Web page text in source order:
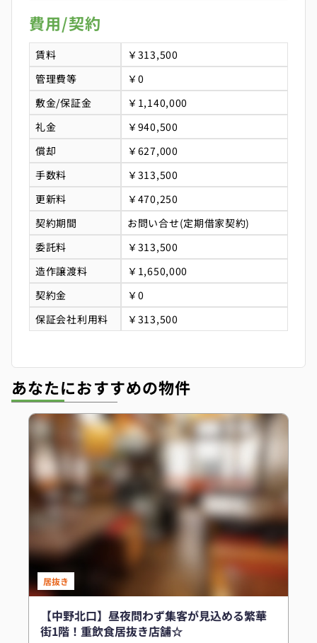
費用/契約
賃料
￥313,500
管理費等
￥0
敷金/保証金
￥1,140,000
礼金
￥940,500
償却
￥627,000
手数料
￥313,500
更新料
￥470,250
契約期間
お問い合せ(定期借家契約)
委託料
￥313,500
造作譲渡料
￥1,650,000
契約金
￥0
保証会社利用料
￥313,500
あなたにおすすめの物件
居抜き
【中野北口】昼夜問わず集客が見込める繁華
街1階！重飲食居抜き店舗☆